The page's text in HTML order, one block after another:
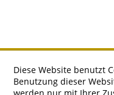
Diese Website benutzt
Benutzung dieser